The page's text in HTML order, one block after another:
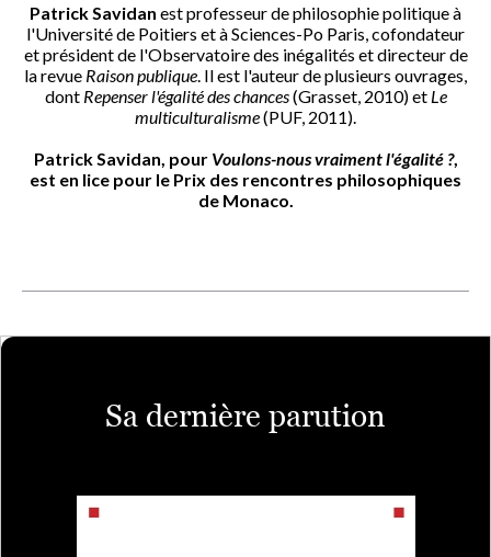
Patrick Savidan est professeur de philosophie politique à
l'Université de Poitiers et à Sciences-Po Paris, cofondateur
et président de l'Observatoire des inégalités et directeur de
la revue Raison publique . Il est l'auteur de plusieurs ouvrages,
dont Repenser l'égalité des chances(Grasset, 2010) et Le
multiculturalisme(PUF, 2011).
Patrick Savidan, pour Voulons-nous vraiment l'égalité ?,
est en lice pour le Prix des rencontres philosophiques
de Monaco.
Sa dernière parution